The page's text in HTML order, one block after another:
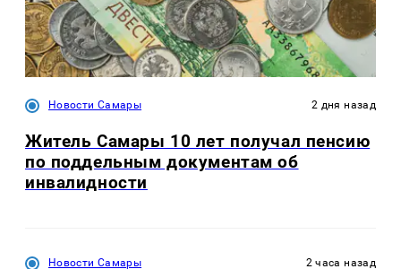
Новости Самары 2 дня назад
Житель Самары 10 лет получал пенсию
по поддельным документам об
инвалидности
Новости Самары 2 часа назад